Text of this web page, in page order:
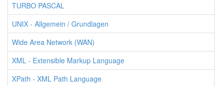
TURBO PASCAL
UNIX - Allgemein / Grundlagen
Wide Area Network (WAN)
XML - Extensible Markup Language
XPath - XML Path Language